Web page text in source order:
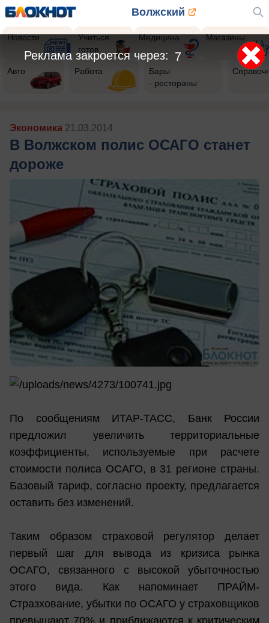
Волжский
Новости
Учиться
готов
Медицина Магазины
Авто Работа
Бары
- рестораны
Экономика 21.03.2014
В Волжском полис ОСАГО станет
дороже
По сообщениям ИТАР-ТАСС, Банк России
предложил увеличить территориальные
коэффициенты, используемые при расчете
стоимости полиса ОСАГО, в 31 регионе страны.
Базовый тариф, согласно проекту, предлагается
оставить без изменений.
Таким образом страховой регулятор делает
первый шаг для вывода из кризиса рынка
ОСАГО, связанного с высокой убыточностью
этого вида. Как напоминает ПРАЙМ-
Стразхование, убытки по ОСАГО у страховщиков
5
Реклама закроется через: